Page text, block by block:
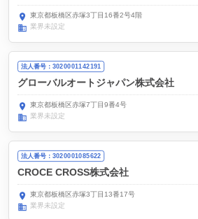
東京都板橋区赤塚3丁目16番2号4階
業界未設定
法人番号：3020001142191
グローバルオートジャパン株式会社
東京都板橋区赤塚7丁目9番4号
業界未設定
法人番号：3020001085622
CROCE CROSS株式会社
東京都板橋区赤塚3丁目13番17号
業界未設定